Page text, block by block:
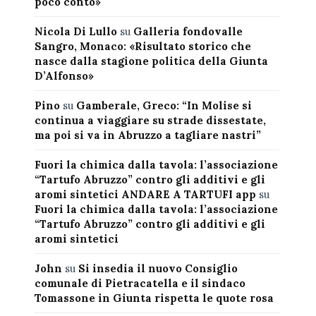
Nicola Di Lullosu Galleria fondovalle
Sangro, Monaco: «Risultato storico che
nasce dalla stagione politica della Giunta
D’Alfonso»
Pinosu Gamberale, Greco: “In Molise si
continua a viaggiare su strade dissestate,
ma poi si va in Abruzzo a tagliare nastri”
Fuori la chimica dalla tavola: l’associazione
“Tartufo Abruzzo” contro gli additivi e gli
aromi sintetici ANDARE A TARTUFI app su
Fuori la chimica dalla tavola: l’associazione
“Tartufo Abruzzo” contro gli additivi e gli
aromi sintetici
John su Si insedia il nuovo Consiglio
comunale di Pietracatella e il sindaco
Tomassone in Giunta rispetta le quote rosa